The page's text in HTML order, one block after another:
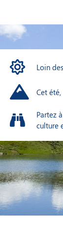
Loin
Cet
Partez
culture